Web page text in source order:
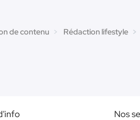
de contenu Rédaction lifestyle
Nos